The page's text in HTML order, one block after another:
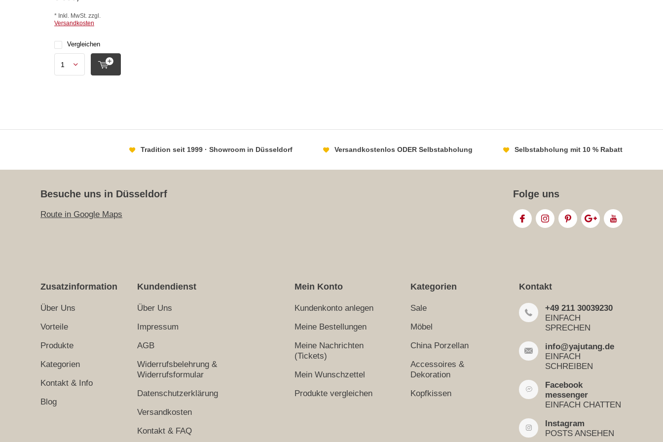
* Inkl. MwSt. zzgl.
Versandkosten
Vergleichen
Tradition seit 1999 · Showroom in Düsseldorf Versandkostenlos ODER Selbstabholung Selbstabholung mit 10 % Rabatt
Besuche uns in Düsseldorf
Route in Google Maps
Folge uns
Zusatzinformation
Über Uns
Vorteile
Produkte
Kategorien
Kontakt & Info
Blog
Kundendienst
Über Uns
Impressum
AGB
Widerrufsbelehrung &
Widerrufsformular
Datenschutzerklärung
Versandkosten
Kontakt & FAQ
Mein Konto
Kundenkonto anlegen
Meine Bestellungen
Meine Nachrichten
(Tickets)
Mein Wunschzettel
Produkte vergleichen
Kategorien
Sale
Möbel
China Porzellan
Accessoires &
Dekoration
Kopfkissen
Kontakt
+49 211 30039230
EINFACH
SPRECHEN
info@yajutang.de
EINFACH
SCHREIBEN
Facebook
messenger
EINFACH CHATTEN
Instagram
POSTS ANSEHEN